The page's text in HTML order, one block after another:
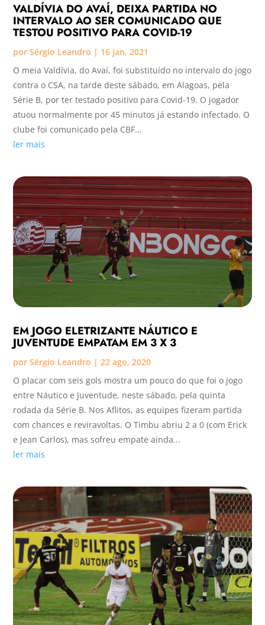
VALDÍVIA DO AVAÍ, DEIXA PARTIDA NO
INTERVALO AO SER COMUNICADO QUE
TESTOU POSITIVO PARA COVID-19
porSérgio Leandro | 16 jan, 2021
O meia Valdívia, do Avaí, foi substituído no intervalo do jogo
contra o CSA, na tarde deste sábado, em Alagoas, pela
Série B, por ter testado positivo para Covid-19. O jogador
atuou normalmente por 45 minutos já estando infectado. O
clube foi comunicado pela CBF...
ler mais
EM JOGO ELETRIZANTE NÁUTICO E
JUVENTUDE EMPATAM EM 3 X 3
porSérgio Leandro |22 ago, 2020
O placar com seis gols mostra um pouco do que foi o jogo
entre Náutico e Juventude, neste sábado, pela quinta
rodada da Série B. Nos Aflitos, as equipes fizeram partida
com chances e reviravoltas. O Timbu abriu 2 a 0 (com Erick
e Jean Carlos), mas sofreu empate ainda...
ler mais